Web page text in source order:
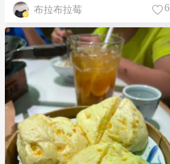
布拉布拉莓 6